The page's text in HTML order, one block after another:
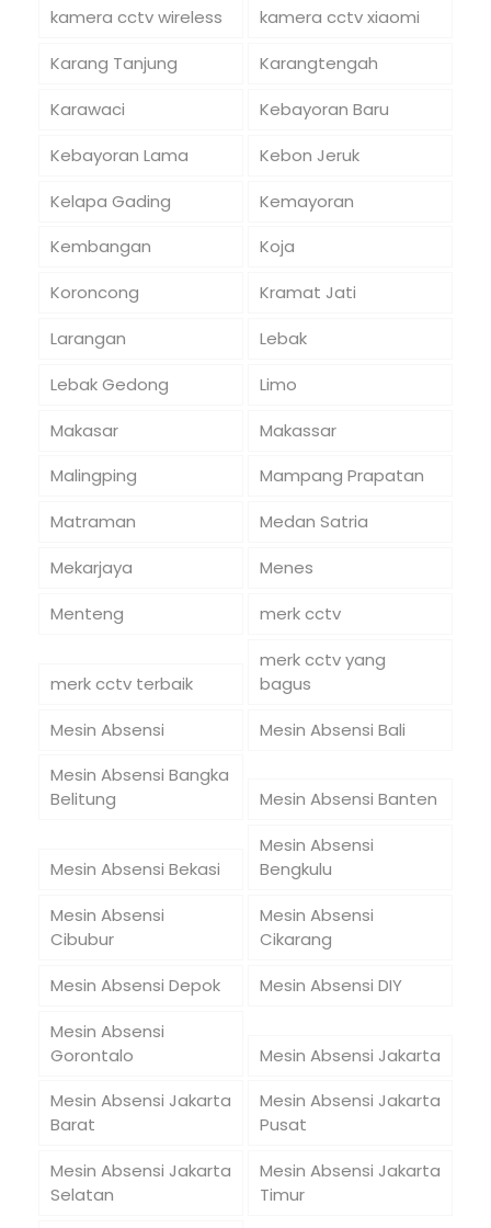
kamera cctv wireless
kamera cctv xiaomi
Karang Tanjung
Karangtengah
Karawaci
Kebayoran Baru
Kebayoran Lama
Kebon Jeruk
Kelapa Gading
Kemayoran
Kembangan
Koja
Koroncong
Kramat Jati
Larangan
Lebak
Lebak Gedong
Limo
Makasar
Makassar
Malingping
Mampang Prapatan
Matraman
Medan Satria
Mekarjaya
Menes
Menteng
merk cctv
merk cctv terbaik
merk cctv yang
bagus
Mesin Absensi
Mesin Absensi Bali
Mesin Absensi Bangka
Belitung
Mesin Absensi Banten
Mesin Absensi Bekasi
Mesin Absensi
Bengkulu
Mesin Absensi
Cibubur
Mesin Absensi
Cikarang
Mesin Absensi Depok
Mesin Absensi DIY
Mesin Absensi
Gorontalo
Mesin Absensi Jakarta
Mesin Absensi Jakarta
Barat
Mesin Absensi Jakarta
Pusat
Mesin Absensi Jakarta
Selatan
Mesin Absensi Jakarta
Timur